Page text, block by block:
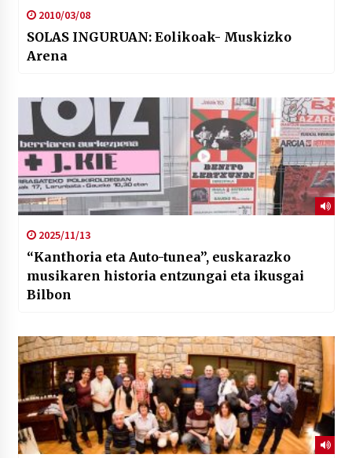
2010/03/08
SOLAS INGURUAN: Eolikoak- Muskizko
Arena
2025/11/13
“Kanthoria eta Auto-tunea”, euskarazko
musikaren historia entzungai eta ikusgai
Bilbon